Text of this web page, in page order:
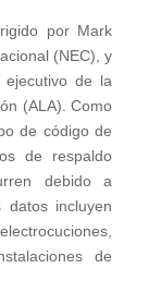
por Mark
(NEC), y
ejecutivo de la
(ALA). Como
de código de
de respaldo
debido a
datos incluyen
de